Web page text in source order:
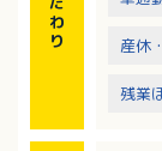
わ
り
産休
残業